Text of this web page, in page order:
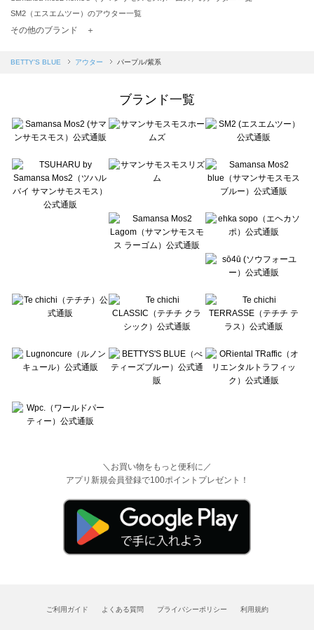
SM2（エスエムツー）のアウター一覧
TSUHARU by Samansa Mos2（ツハルバイサマンサモスモス）のアウター一覧
Samansa Mos2 blue（サマンサモスモス ブルー）のアウター一覧
sō4ū（ソウフォーユー）のアウター一覧
Te chichi（テチチ）のアウター一覧
Te chichi CLASSIC（テチチ クラシック）のアウター一覧
Lugnoncure（ルノンキュール）のアウター一覧
BETTY'S BLUE（べティーズブルー）のアウター一覧
Wpc.（ワールドパーティー）のアウター一覧
その他のブランド ＋
BETTY'S BLUE アウター パープル/紫系
ブランド一覧
＼お買い物をもっと便利に／
アプリ新規会員登録で100ポイントプレゼント！
ご利用ガイド よくある質問 プライバシーポリシー 利用規約